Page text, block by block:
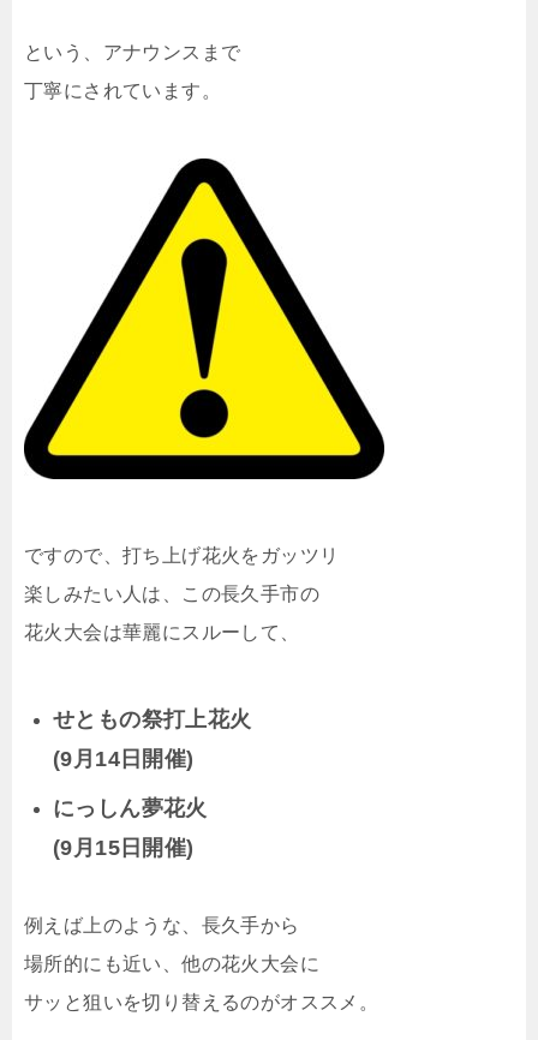
という、アナウンスまで
丁寧にされています。
ですので、打ち上げ花火をガッツリ
楽しみたい人は、この長久手市の
花火大会は華麗にスルーして、
せともの祭打上花火
(9月14日開催)
にっしん夢花火
(9月15日開催)
例えば上のような、長久手から
場所的にも近い、他の花火大会に
サッと狙いを切り替えるのがオススメ。